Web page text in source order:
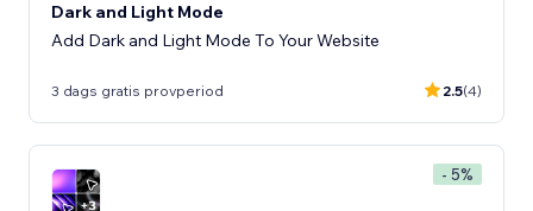
Dark and Light Mode
Add Dark and Light Mode To Your Website
3 dags gratis provperiod 2.5(4)
- 5%